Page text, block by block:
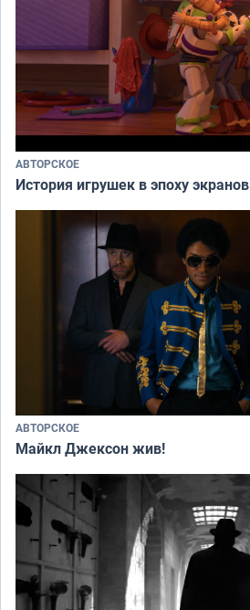
АВТОРСКОЕ
История игрушек в эпоху экранов
АВТОРСКОЕ
Майкл Джексон жив!